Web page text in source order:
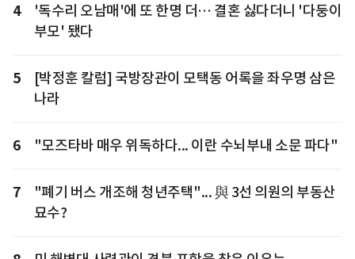
4
'독수리 오남매'에 또 한명 더… 결혼 싫다더니 '다둥이
부모' 됐다
5
[박정훈 칼럼] 국방장관이 모택동 어록을 좌우명 삼은
나라
6 "모즈타바 매우 위독하다... 이란 수뇌부내 소문 파다"
7
"폐기 버스 개조해 청년주택"... 與 3선 의원의 부동산
묘수?